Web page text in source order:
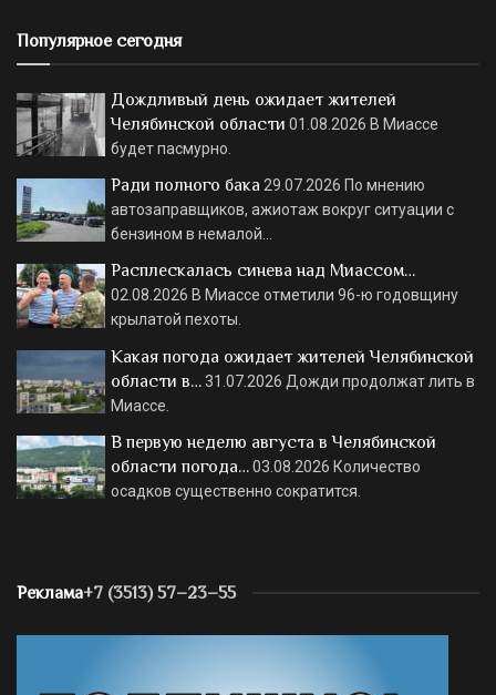
Популярное сегодня
Дождливый день ожидает жителей
Челябинской области 01.08.2026 В Миассе
будет пасмурно.
Ради полного бака 29.07.2026 По мнению
автозаправщиков, ажиотаж вокруг ситуации с
бензином в немалой…
Расплескалась синева над Миассом…
02.08.2026 В Миассе отметили 96-ю годовщину
крылатой пехоты.
Какая погода ожидает жителей Челябинской
области в…31.07.2026 Дожди продолжат лить в
Миассе.
В первую неделю августа в Челябинской
области погода…03.08.2026 Количество
осадков существенно сократится.
Реклама+7 (3513) 57–23–55